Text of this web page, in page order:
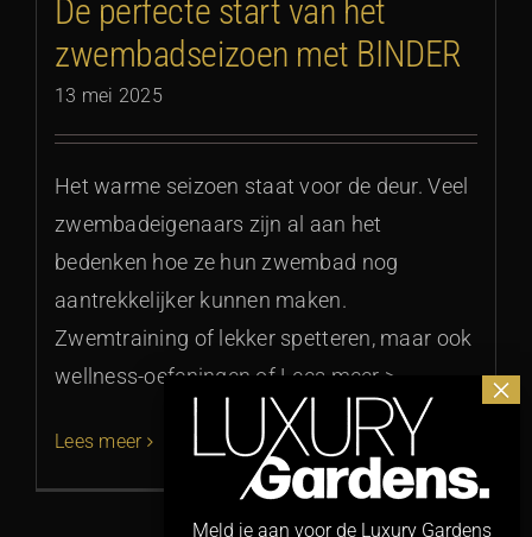
De perfecte start van het
zwembadseizoen met BINDER
13 mei 2025
Het warme seizoen staat voor de deur. Veel
zwembadeigenaars zijn al aan het
bedenken hoe ze hun zwembad nog
aantrekkelijker kunnen maken.
Zwemtraining of lekker spetteren, maar ook
wellness-oefeningen of Lees meer >
Lees meer
Meld je aan voor de Luxury Gardens